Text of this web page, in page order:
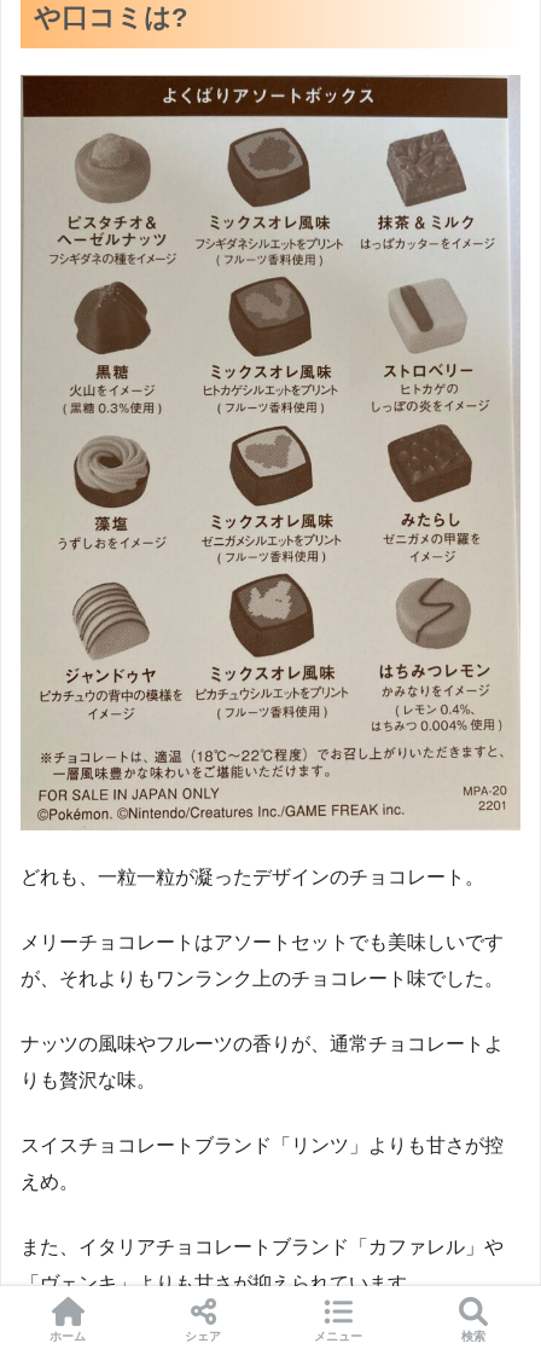
や口コミは?
どれも、一粒一粒が凝ったデザインのチョコレート。
メリーチョコレートはアソートセットでも美味しいです
が、それよりもワンランク上のチョコレート味でした。
ナッツの風味やフルーツの香りが、通常チョコレートよ
りも贅沢な味。
スイスチョコレートブランド「リンツ」よりも甘さが控
えめ。
また、イタリアチョコレートブランド「カファレル」や
「ヴェンキ」よりも甘さが抑えられています。
日本のチョコレートブランドらしく、どの世代でも愛さ
ホーム シェア メニュー 検索